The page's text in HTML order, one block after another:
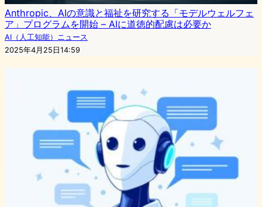
Anthropic、AIの意識と福祉を研究する「モデルウェルフェ
ア」プログラムを開始 – AIに道徳的配慮は必要か
AI（人工知能）ニュース
2025年4月25日14:59